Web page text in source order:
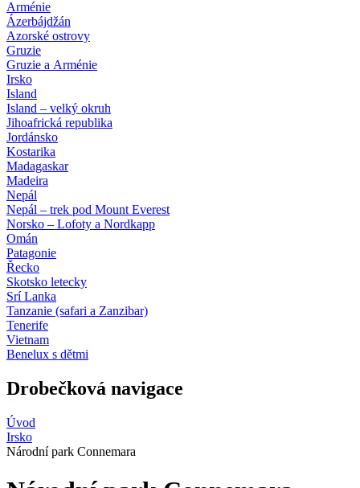
Arménie
Ázerbájdžán
Azorské ostrovy
Gruzie
Gruzie a Arménie
Irsko
Island
Island – velký okruh
Jihoafrická republika
Jordánsko
Kostarika
Madagaskar
Madeira
Nepál
Nepál – trek pod Mount Everest
Norsko – Lofoty a Nordkapp
Omán
Patagonie
Řecko
Skotsko letecky
Srí Lanka
Tanzanie (safari a Zanzibar)
Tenerife
Vietnam
Benelux s dětmi
Drobečková navigace
Úvod
Irsko
Národní park Connemara